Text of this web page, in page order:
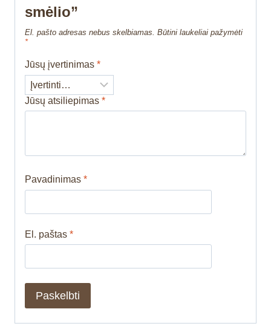
smėlio”
El. pašto adresas nebus skelbiamas. Būtini laukeliai pažymėti
*
Jūsų įvertinimas *
Jūsų atsiliepimas *
Pavadinimas *
El. paštas *